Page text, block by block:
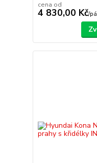
cena od
4 830,00 Kč/